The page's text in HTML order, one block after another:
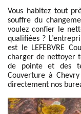
Vous habitez tout
souffre du
voulez confier le
qualifiées ?
est le LEFEBVRE
charger de nettoyer
de pointe et des
Couverture à
directement nos